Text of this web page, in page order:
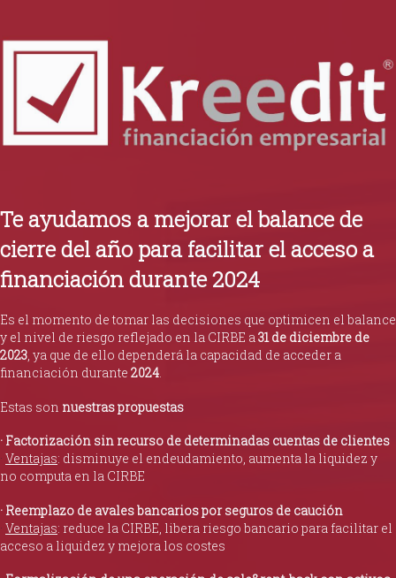
Te ayudamos a mejorar el balance de
cierre del año para facilitar el acceso a
financiación durante 2024
Es el momento de tomar las decisiones que optimicen el balance
y el nivel de riesgo reflejado en la CIRBE a31 de diciembre de
2023, ya que de ello dependerá la capacidad de acceder a
financiación durante 2024.
Estas son nuestras propuestas
· Factorización sin recurso de determinadas cuentas de clientes
· Ventajas: disminuye el endeudamiento, aumenta la liquidez y
no computa en la CIRBE
· Reemplazo de avales bancarios por seguros de caución
· Ventajas: reduce la CIRBE, libera riesgo bancario para facilitar el
acceso a liquidez y mejora los costes